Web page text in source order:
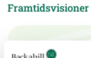
Framtidsvisioner